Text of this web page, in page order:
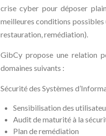
crise cyber pour déposer
meilleures conditions
restauration, remédiation).
GibCy propose une relation
domaines suivants :
Sécurité des Systèmes
Sensibilisation des
Audit de maturité à la
Plan de remédiation